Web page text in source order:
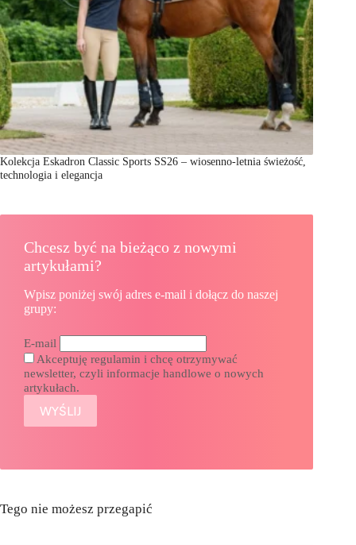
Kolekcja Eskadron Classic Sports SS26 – wiosenno-letnia świeżość,
technologia i elegancja
Chcesz być na bieżąco z nowymi
artykułami?
Wpisz poniżej swój adres e-mail i dołącz do naszej
grupy:
E-mail
Akceptuję regulamin i chcę otrzymywać
newsletter, czyli informacje handlowe o nowych
artykułach.
Tego nie możesz przegapić